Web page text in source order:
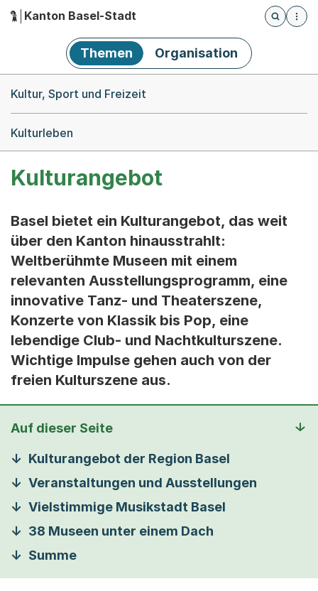
Hauptnavigation
Kanton Basel-Stadt
Öffnet
Themen Organisation
Kultur, Sport und Freizeit
Kulturleben
Kulturangebot
Basel bietet ein Kulturangebot, das weit
über den Kanton hinausstrahlt:
Weltberühmte Museen mit einem
relevanten Ausstellungsprogramm, eine
innovative Tanz- und Theaterszene,
Konzerte von Klassik bis Pop, eine
lebendige Club- und Nachtkulturszene.
Wichtige Impulse gehen auch von der
freien Kulturszene aus.
Auf dieser Seite
Kulturangebot der Region Basel
Veranstaltungen und Ausstellungen
Vielstimmige Musikstadt Basel
38 Museen unter einem Dach
Summe